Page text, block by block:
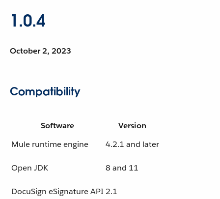
1.0.4
October 2, 2023
Compatibility
Software
Version
Mule runtime engine
4.2.1 and later
Open JDK 8 and 11
DocuSign eSignature API 2.1